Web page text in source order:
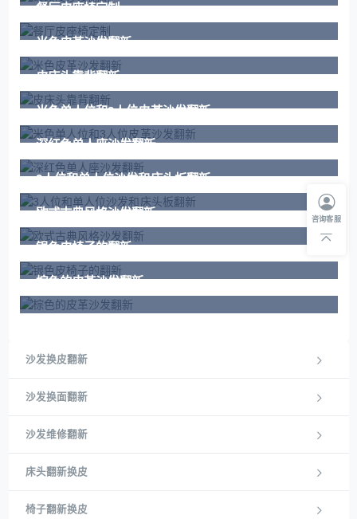
餐厅皮座椅定制
米色皮革沙发翻新
皮床头靠背翻新
米色单人位和3人位皮革沙发翻新
深红色单人座沙发翻新
3人位和单人位沙发和床头板翻新
欧式古典风格沙发翻新
银色皮椅子的翻新
棕色的皮革沙发翻新
沙发换皮翻新
沙发换面翻新
沙发维修翻新
床头翻新换皮
椅子翻新换皮
咨询客服